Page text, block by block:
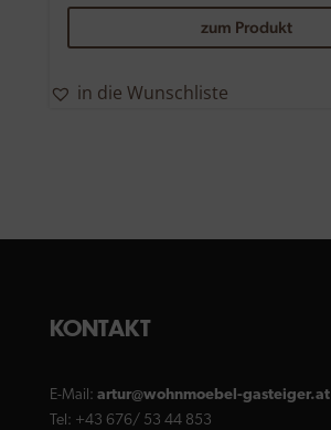
zum Produkt
in die Wunschliste
KONTAKT
E-Mail: artur@wohnmoebel-gasteiger.at
Tel: +43 676/ 53 44 853